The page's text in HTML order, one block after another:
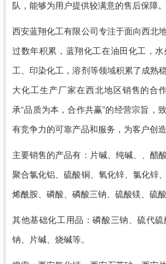
队，能够为用户提供较满意的售后保障。
西安蓝翔化工有限公司专注于面向西北
过数年积累，蓝翔化工在油田化工，
工、印染化工，溶剂等领域积累了成熟
大化工生产厂家在西北地区销售的合
承“品质为本，合作共赢”的经营宗旨，
有竞争力的可靠产品和服务，为客户创造
主要销售的产品有：片碱、纯碱、、醋
聚合氯化铝、硫酸铜、氧化锌、氯化锌
烯酰胺、磷酸、磷酸三钠、硫酸镁、硫
其他基础化工用品：磷酸三钠、硫代
钠、片碱、烧碱等。